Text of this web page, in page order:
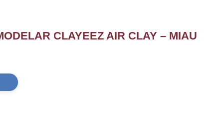
CLAYEEZ AIR CLAY – MIAU